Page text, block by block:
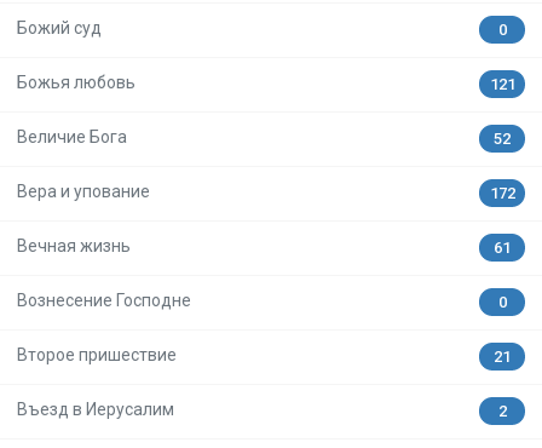
Божий суд 0
Божья любовь 121
Величие Бога 52
Вера и упование 172
Вечная жизнь 61
Вознесение Господне 0
Второе пришествие 21
Въезд в Иерусалим 2